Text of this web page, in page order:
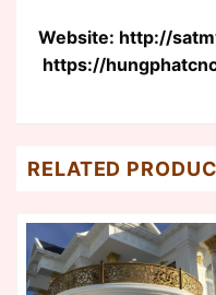
Website: http://
https://
RELATED